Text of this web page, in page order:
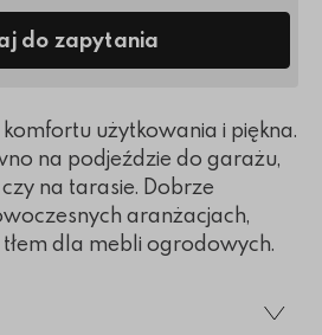
do zapytania
użytkowania i piękna.
na podjeździe do garażu,
na tarasie. Dobrze
aranżacjach,
dla mebli ogrodowych.